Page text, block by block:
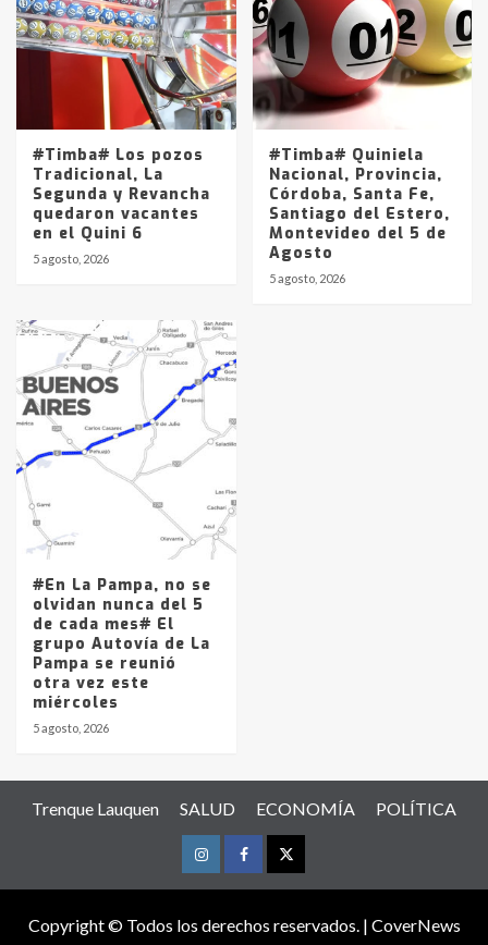
#Timba# Los pozos
Tradicional, La
Segunda y Revancha
quedaron vacantes
en el Quini 6
5 agosto, 2026
#Timba# Quiniela
Nacional, Provincia,
Córdoba, Santa Fe,
Santiago del Estero,
Montevideo del 5 de
Agosto
5 agosto, 2026
#En La Pampa, no se
olvidan nunca del 5
de cada mes# El
grupo Autovía de La
Pampa se reunió
otra vez este
miércoles
5 agosto, 2026
Trenque Lauquen SALUD ECONOMÍA POLÍTICA
InstagramFacebookTwitter
Copyright © Todos los derechos reservados. | CoverNews